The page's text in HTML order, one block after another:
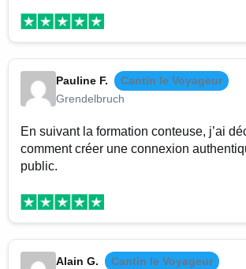
Pauline F.
Cantin le Voyageur
Grendelbruch
En suivant la formation conteuse, j’ai
comment créer une connexion
public.
Alain G.
Cantin le Voyageur